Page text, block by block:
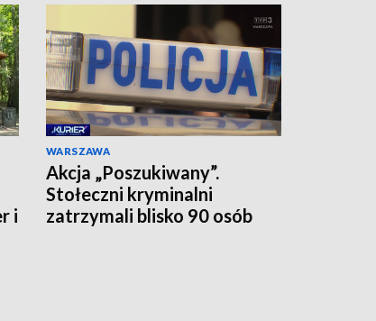
i
WARSZAWA
Akcja „Poszukiwany”.
Stołeczni kryminalni
zatrzymali blisko 90 osób